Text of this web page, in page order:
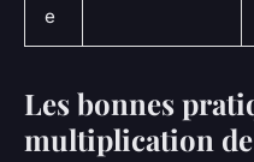
e
Les bonnes
multiplication